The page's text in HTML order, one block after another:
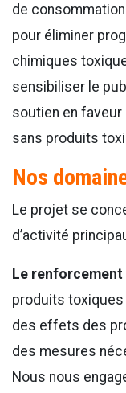
de
pour éliminer
chimiques
sensibiliser le
soutien en faveur
sans produits
Nos
Le projet se
d’activité
Le renforcement
produits toxiques
des effets des
des mesures
Nous nous